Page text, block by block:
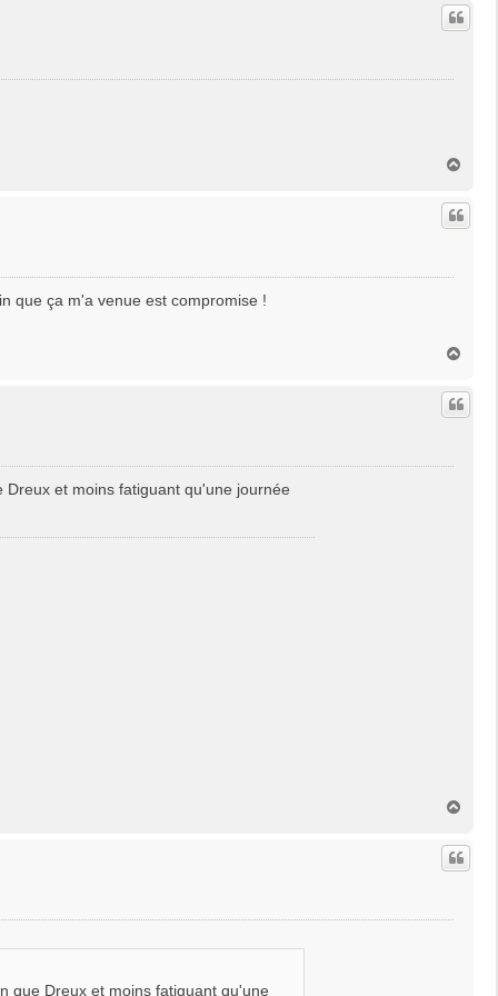
u
que ça m'a venue est compromise !
u
et moins fatiguant qu'une journée
u
que Dreux et moins fatiguant qu'une